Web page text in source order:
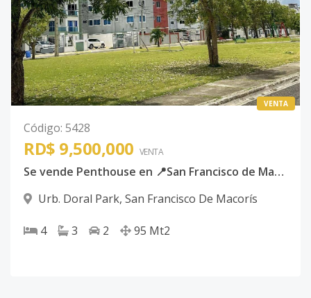
VENTA
Código: 5428
RD$ 9,500,000 VENTA
Se vende Penthouse en 📍San Francisco de Macorís
Urb. Doral Park, San Francisco De Macorís
4 3 2 95 Mt2